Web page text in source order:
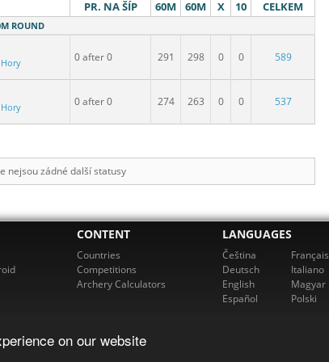
on our website
PR. NA ŠÍP 60M 60M X 10 CELKEM
ROUND
0 after 0 291 298 0 0 589
0 after 0 274 263 0 0 537
nejsou zádné další statusy
CONTENT
Countries
Competitions
Archery Calculators
LANGUAGES
Čeština
Deutsch
English
Español
Français
Italiano
Magyar
Polski
All rights reserved. For more information please email us at
Powered by bowbook, s.r.o